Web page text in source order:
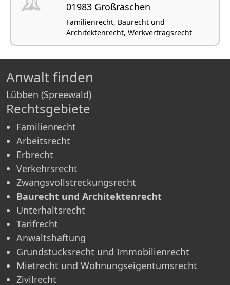
01983 Großräschen
Familienrecht, Baurecht und
Architektenrecht, Werkvertragsrecht
Anwalt finden
Lübben (Spreewald)
Rechtsgebiete
Familienrecht
Arbeitsrecht
Erbrecht
Verkehrsrecht
Zwangsvollstreckungsrecht
Baurecht und Architektenrecht
Unterhaltsrecht
Tarifrecht
Anwaltshaftung
Grundstücksrecht und Immobilienrecht
Mietrecht und Wohnungseigentumsrecht
Zivilrecht